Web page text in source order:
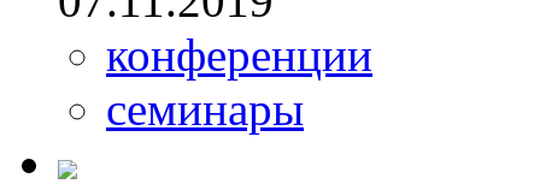
конференции
семинары